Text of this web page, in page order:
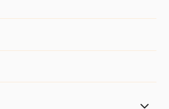
してお届けいたします。ギフト